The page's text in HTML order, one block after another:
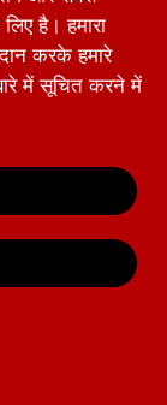
है। हमारा
करके हमारे
में सूचित करने में